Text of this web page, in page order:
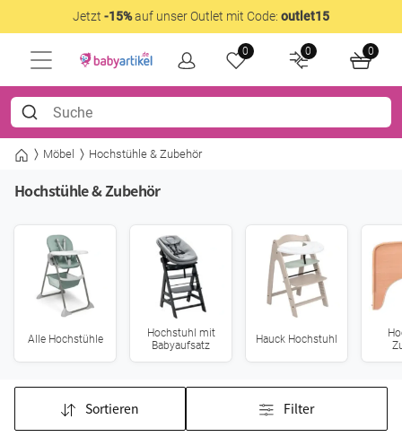
Jetzt -15%auf unser Outlet mit Code: outlet15
0 0 0
Möbel Hochstühle & Zubehör
Hochstühle & Zubehör
Alle Hochstühle
Hochstuhl mit
Babyaufsatz
Hauck Hochstuhl
Sortieren Filter